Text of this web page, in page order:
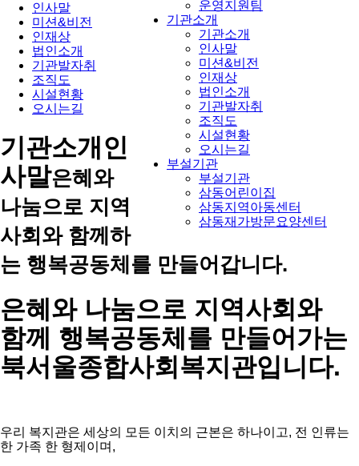
운영지원팀
기관소개
기관소개
인사말
미션&비전
인재상
법인소개
기관발자취
조직도
시설현황
오시는길
부설기관
부설기관
삼동어린이집
삼동지역아동센터
삼동재가방문요양센터
인사말
미션&비전
인재상
법인소개
기관발자취
조직도
시설현황
오시는길
기관소개인
사말은혜와
나눔으로 지역
사회와 함께하
는 행복공동체를 만들어갑니다.
은혜와 나눔으로 지역사회와
함께 행복공동체를 만들어가는
북서울종합사회복지관입니다.
우리 복지관은 세상의 모든 이치의 근본은 하나이고, 전 인류는
한 가족 한 형제이며,